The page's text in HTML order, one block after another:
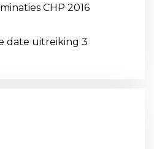
CHP 2016
date uitreiking 3